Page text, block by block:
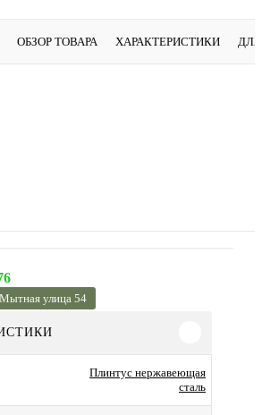
ОБЗОР ТОВАРА ХАРАКТЕРИСТИКИ
улица 54
Плинтус нержавеющая
сталь